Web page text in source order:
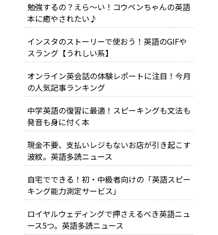
勉強するの？えら～い！コウペンちゃんの英語
本に癒やされたい♪
インスタのストーリーで使おう！英語のGIFや
スラング【うれしい系】
オンライン英会話の体験レポートに注目！今月
の人気記事ランキング
中学英語の復習に最適！スピーキングも文法も
発音も身に付く本
現金不要、支払いレジもないお店が引き起こす
波紋。英語多読ニュース
自宅でできる！初・中級者向けの「英語スピー
キング能力測定サービス」
ロイヤルウェディングで押さえるべき英語ニュ
ース5つ。英語多読ニュース